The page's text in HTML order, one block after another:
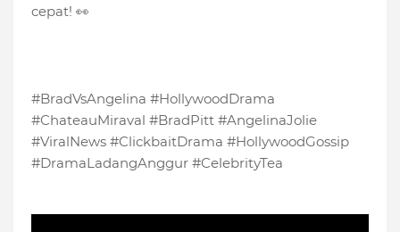
cepat! 👀
#BradVsAngelina #HollywoodDrama
#ChateauMiraval #BradPitt #AngelinaJolie
#ViralNews #ClickbaitDrama #HollywoodGossip
#DramaLadangAnggur #CelebrityTea